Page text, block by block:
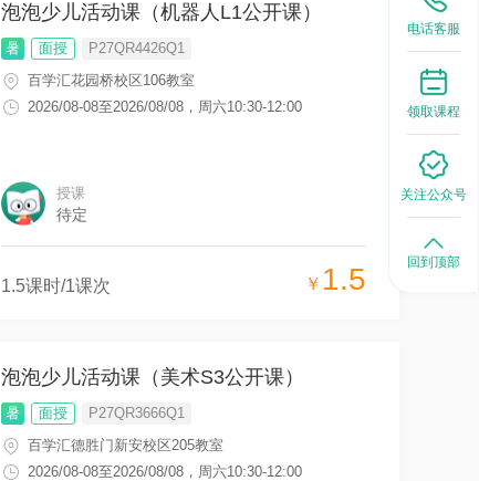
泡泡少儿活动课（机器人L1公开课）
暑 面授
P27QR4426Q1
百学汇花园桥校区106教室
2026/08-08至2026/08/08 ， 周六10:30-12:00
授课
待定
1.5课时/1课次 ￥ 1.5
泡泡少儿活动课（美术S3公开课）
暑 面授
P27QR3666Q1
百学汇德胜门新安校区205教室
2026/08-08至2026/08/08 ， 周六10:30-12:00
电话客服
领取课程
关注公众号
回到顶部